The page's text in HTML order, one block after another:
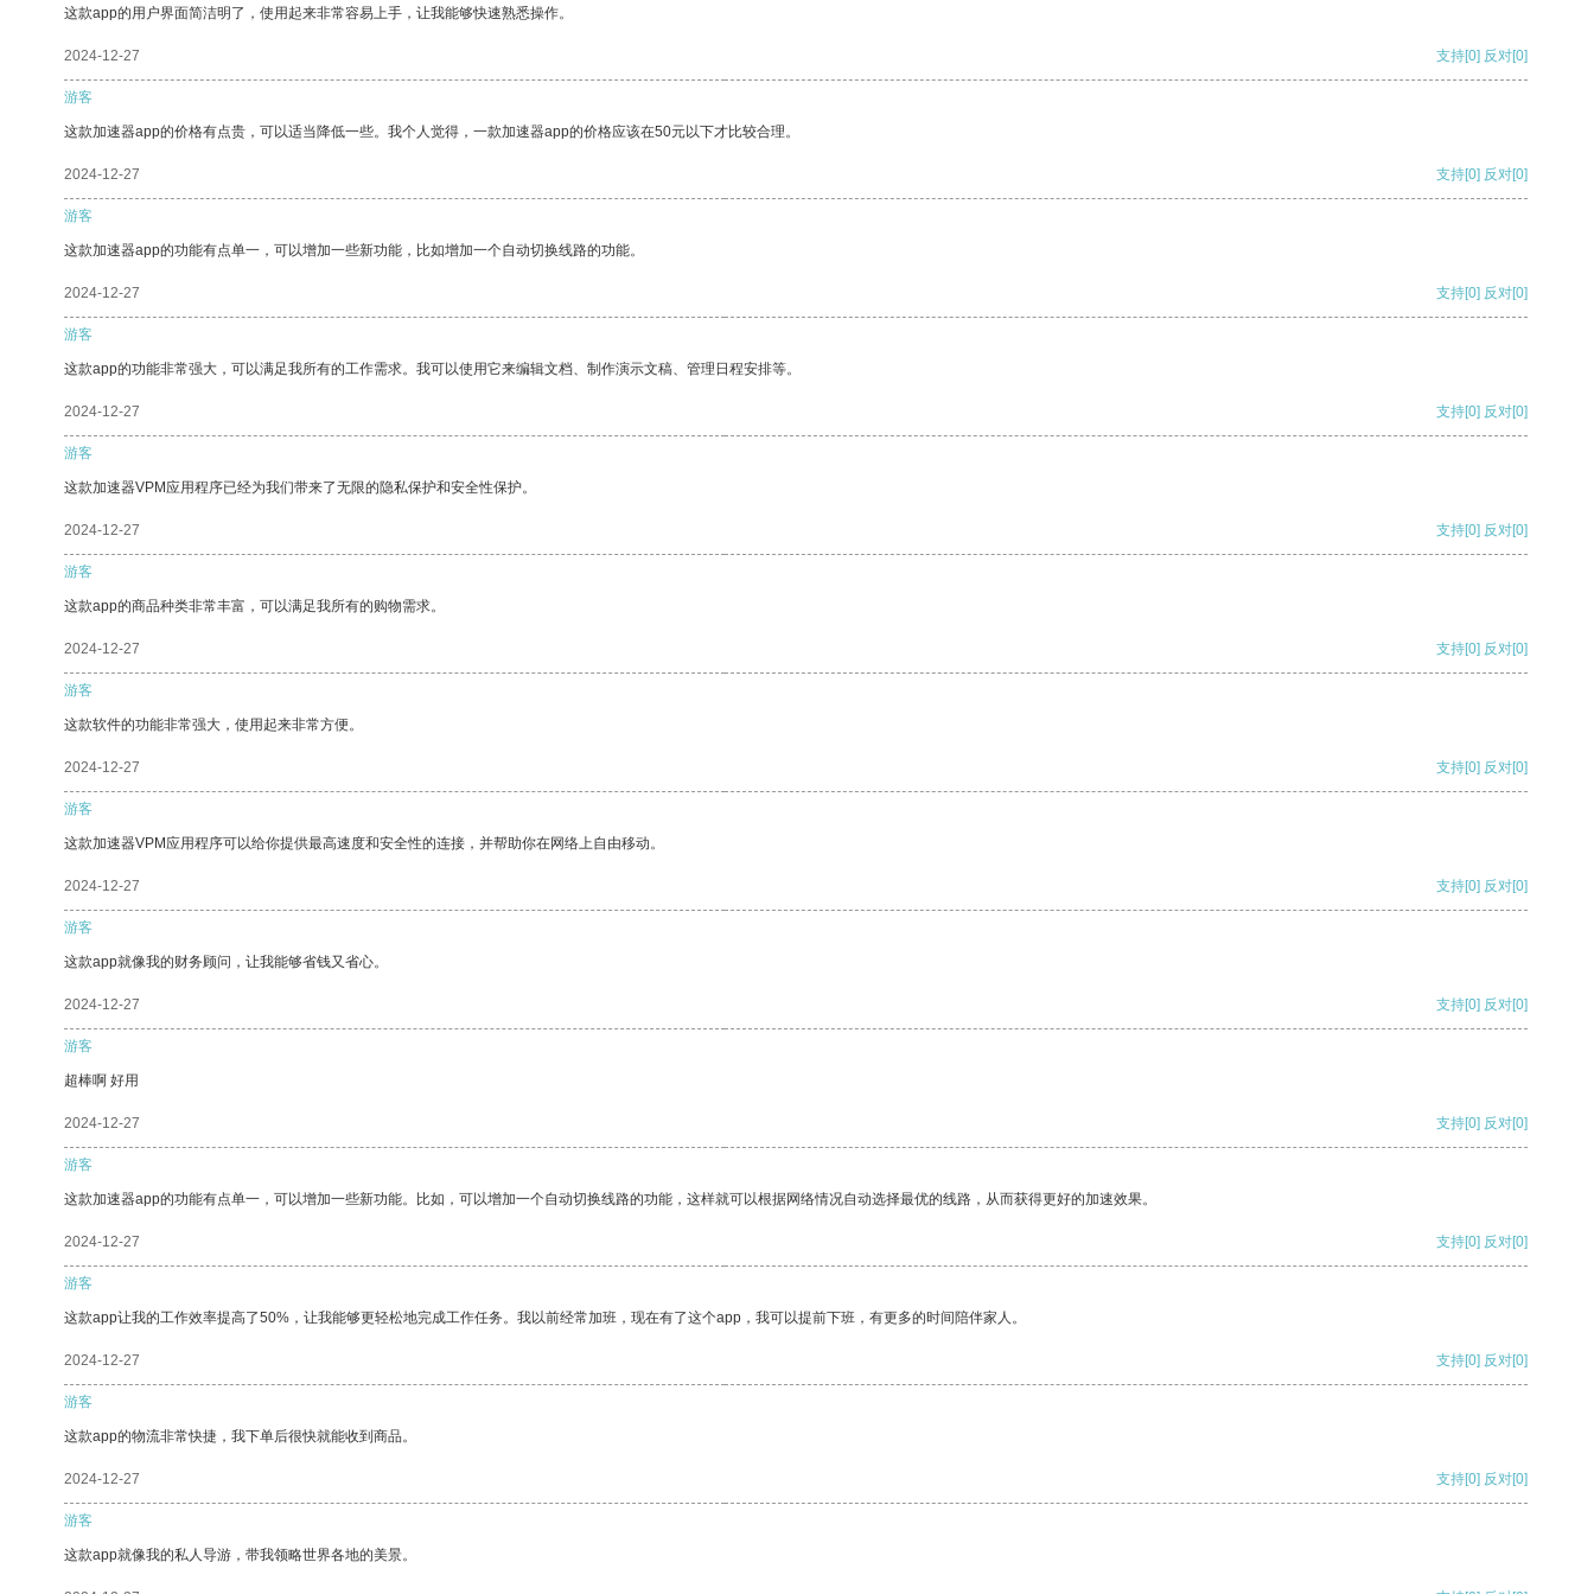
这款app的用户界面简洁明了，使用起来非常容易上手，让我能够快速熟悉操作。
2024-12-27 支持[0] 反对[0]
游客
这款加速器app的价格有点贵，可以适当降低一些。我个人觉得，一款加速器app的价格应该在50元以下才比较合理。
2024-12-27 支持[0] 反对[0]
游客
这款加速器app的功能有点单一，可以增加一些新功能，比如增加一个自动切换线路的功能。
2024-12-27 支持[0] 反对[0]
游客
这款app的功能非常强大，可以满足我所有的工作需求。我可以使用它来编辑文档、制作演示文稿、管理日程安排等。
2024-12-27 支持[0] 反对[0]
游客
这款加速器VPM应用程序已经为我们带来了无限的隐私保护和安全性保护。
2024-12-27 支持[0] 反对[0]
游客
这款app的商品种类非常丰富，可以满足我所有的购物需求。
2024-12-27 支持[0] 反对[0]
游客
这款软件的功能非常强大，使用起来非常方便。
2024-12-27 支持[0] 反对[0]
游客
这款加速器VPM应用程序可以给你提供最高速度和安全性的连接，并帮助你在网络上自由移动。
2024-12-27 支持[0] 反对[0]
游客
这款app就像我的财务顾问，让我能够省钱又省心。
2024-12-27 支持[0] 反对[0]
游客
超棒啊 好用
2024-12-27 支持[0] 反对[0]
游客
这款加速器app的功能有点单一，可以增加一些新功能。比如，可以增加一个自动切换线路的功能，这样就可以根据网络情况自动选择最优的线路，从而获得更好的加速效果。
2024-12-27 支持[0] 反对[0]
游客
这款app让我的工作效率提高了50%，让我能够更轻松地完成工作任务。我以前经常加班，现在有了这个app，我可以提前下班，有更多的时间陪伴家人。
2024-12-27 支持[0] 反对[0]
游客
这款app的物流非常快捷，我下单后很快就能收到商品。
2024-12-27 支持[0] 反对[0]
游客
这款app就像我的私人导游，带我领略世界各地的美景。